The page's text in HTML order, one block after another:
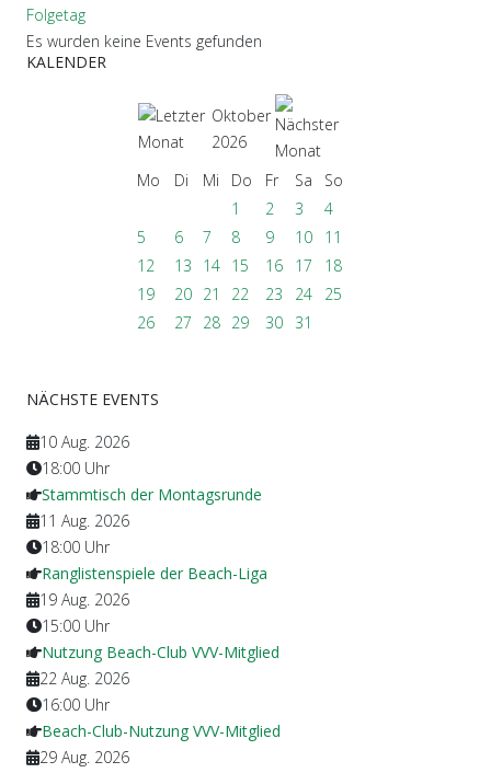
Folgetag
Es wurden keine Events gefunden
KALENDER
Oktober
2026
Mo
Di Mi Do Fr Sa
So
1
2 3
4
5
6 7 8 9 10
11
12
13 14 15 16 17
18
19
20 21 22 23 24
25
26
27 28 29 30 31
NÄCHSTE EVENTS
10 Aug. 2026
18:00 Uhr
Stammtisch der Montagsrunde
11 Aug. 2026
18:00 Uhr
Ranglistenspiele der Beach-Liga
19 Aug. 2026
15:00 Uhr
Nutzung Beach-Club VVV-Mitglied
22 Aug. 2026
16:00 Uhr
Beach-Club-Nutzung VVV-Mitglied
29 Aug. 2026